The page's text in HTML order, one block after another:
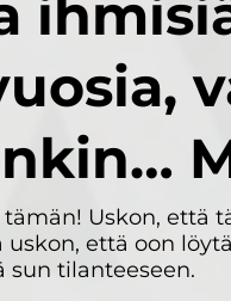
Uskon, että
että oon
sun tilanteeseen.